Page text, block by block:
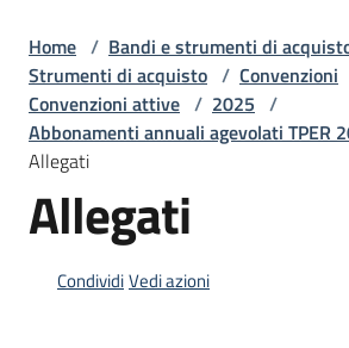
telematici
L'Agenzia
Home / Bandi e strumenti di
Strumenti di acquisto / Convenzioni
Convenzioni attive / 2025 /
Abbonamenti annuali agevolati TPER
Allegati
Allegati
CondividiVedi azioni